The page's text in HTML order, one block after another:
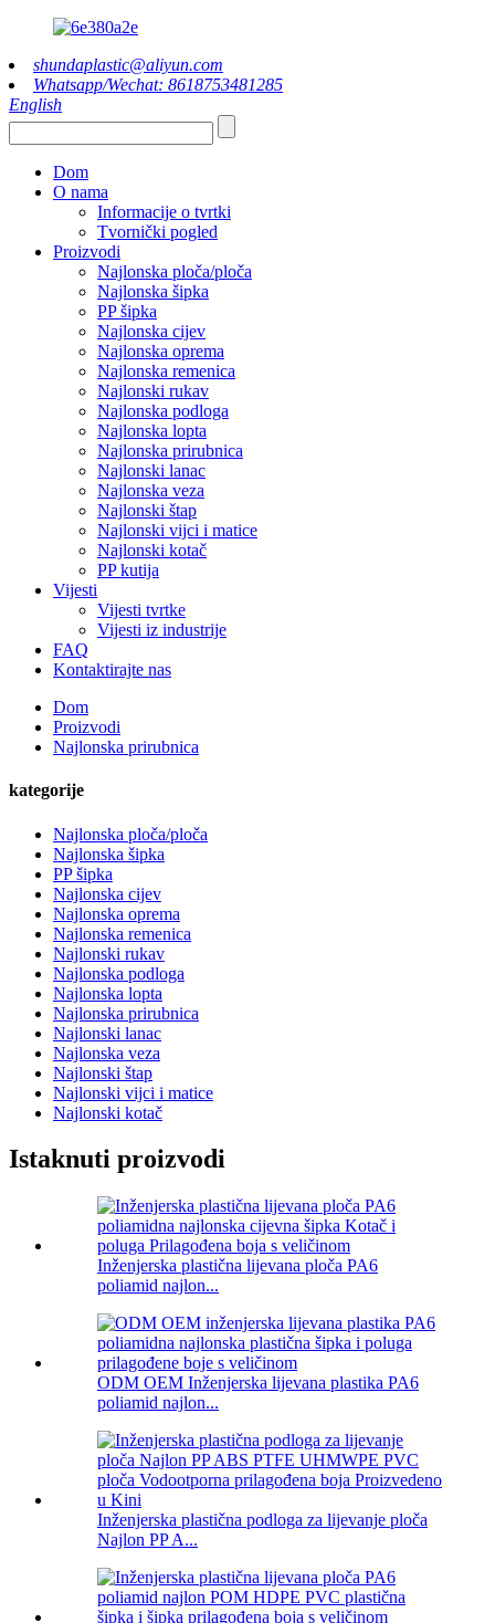
shundaplastic@aliyun.com
Whatsapp/Wechat: 8618753481285
English
Dom
O nama
Informacije o tvrtki
Tvornički pogled
Proizvodi
Najlonska ploča/ploča
Najlonska šipka
PP šipka
Najlonska cijev
Najlonska oprema
Najlonska remenica
Najlonski rukav
Najlonska podloga
Najlonska lopta
Najlonska prirubnica
Najlonski lanac
Najlonska veza
Najlonski štap
Najlonski vijci i matice
Najlonski kotač
PP kutija
Vijesti
Vijesti tvrtke
Vijesti iz industrije
FAQ
Kontaktirajte nas
Dom
Proizvodi
Najlonska prirubnica
kategorije
Najlonska ploča/ploča
Najlonska šipka
PP šipka
Najlonska cijev
Najlonska oprema
Najlonska remenica
Najlonski rukav
Najlonska podloga
Najlonska lopta
Najlonska prirubnica
Najlonski lanac
Najlonska veza
Najlonski štap
Najlonski vijci i matice
Najlonski kotač
Istaknuti proizvodi
Inženjerska plastična lijevana ploča PA6
poliamid najlon...
ODM OEM Inženjerska lijevana plastika PA6
poliamid najlon...
Inženjerska plastična podloga za lijevanje ploča
Najlon PP A...